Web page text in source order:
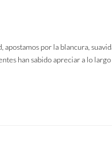
apostamos por la blancura,
han sabido apreciar a lo